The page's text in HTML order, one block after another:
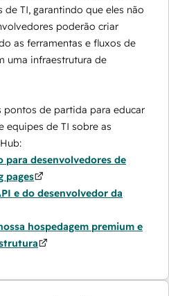
TI, garantindo que eles não
poderão criar
as ferramentas e fluxos de
uma infraestrutura de
pontos de partida para educar
equipes de TI sobre as
para desenvolvedores de
pages
e do desenvolvedor da
hospedagem premium e